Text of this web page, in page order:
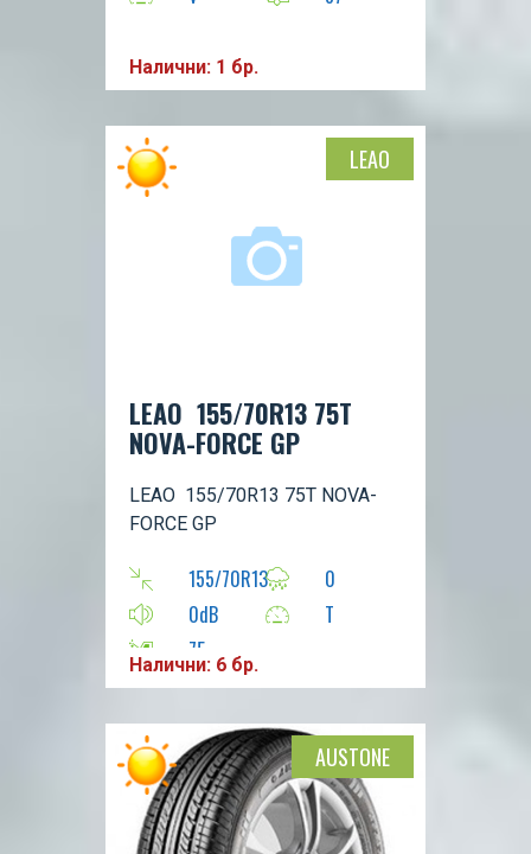
Налични: 1 бр.
LEAO 155/70R13 75T
NOVA-FORCE GP
LEAO 155/70R13 75T NOVA-
FORCE GP
155/70R13
0
0dB
T
75
Налични: 6 бр.
LEAO
AUSTONE